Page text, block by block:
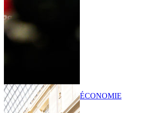
ÉCONOMIE